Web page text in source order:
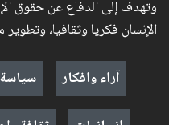
وتهدف إلى الدفاع عن حقوق
الإنسان فكريا وثقافيا، وتطوير
آراء وافكار
سياسة